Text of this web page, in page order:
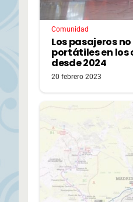
Comunidad
Los pasajeros
portátiles en los
desde 2024
20 febrero 2023